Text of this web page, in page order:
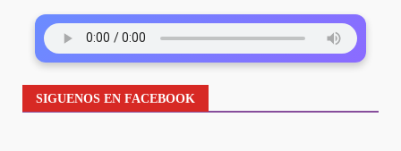
SIGUENOS EN FACEBOOK